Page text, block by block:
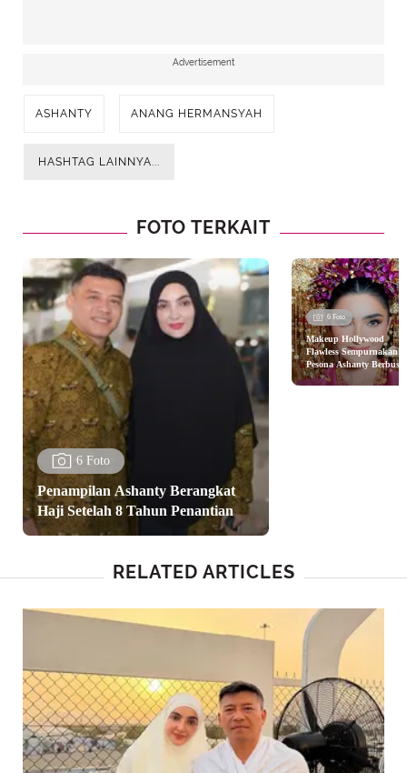
Advertisement
ASHANTY ANANG HERMANSYAH
HASHTAG LAINNYA...
FOTO TERKAIT
6 Foto
Penampilan Ashanty Berangkat
Haji Setelah 8 Tahun Penantian
6 Foto
Makeup Hollywood
Flawless Sempurnakan
Pesona Ashanty
Komering
RELATED ARTICLES